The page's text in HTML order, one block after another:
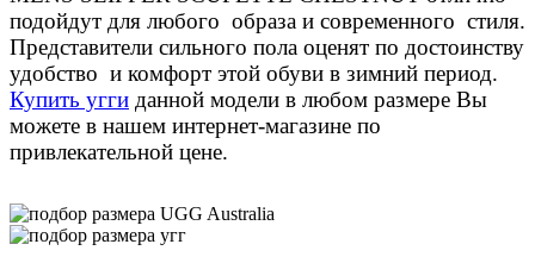
подойдут для любого образа и современного стиля.
Представители сильного пола оценят по достоинству
удобство и комфорт этой обуви в зимний период.
Купить угги данной модели в любом размере Вы
можете в нашем интернет-магазине по
привлекательной цене.